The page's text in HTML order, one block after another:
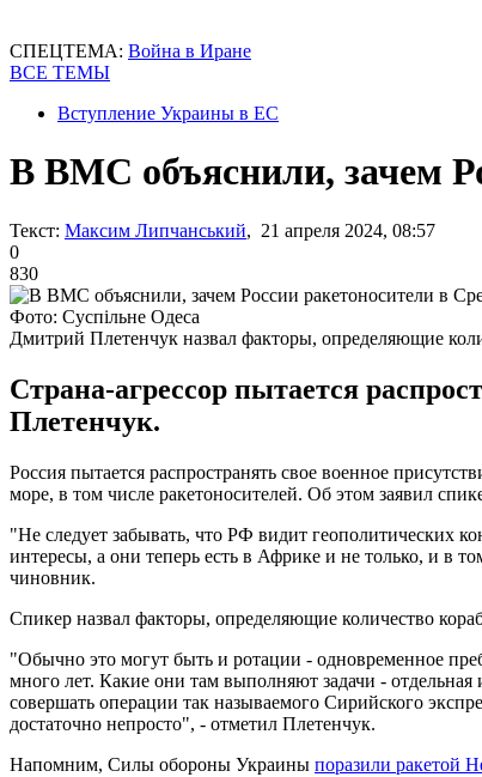
СПЕЦТЕМА: Война в Иране
ВСЕ ТЕМЫ
Вступление Украины в ЕС
В ВМС объяснили, зачем
Текст: Максим Липчанський, 21 апреля 2024, 08:57
0
830
Фото: Суспільне Одеса
Дмитрий Плетенчук назвал факторы, определяющие
Страна-агрессор пытается
Плетенчук.
Россия пытается распространять свое военное
море, в том числе ракетоносителей. Об этом заявил
"Не следует забывать, что РФ видит геополитических
интересы, а они теперь есть в Африке и не только, и в
чиновник.
Спикер назвал факторы, определяющие количество
"Обычно это могут быть и ротации - одновременное
много лет. Какие они там выполняют задачи -
совершать операции так называемого Сирийского
достаточно непросто", - отметил Плетенчук.
Напомним, Силы обороны Украины поразили ракетой